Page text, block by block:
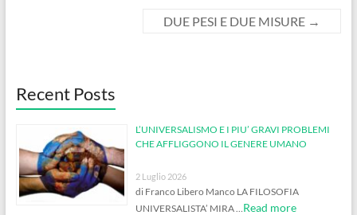
DUE PESI E DUE MISURE →
Recent Posts
L’UNIVERSALISMO E I PIU’ GRAVI PROBLEMI
CHE AFFLIGGONO IL GENERE UMANO
2 Luglio 2026
di Franco Libero Manco LA FILOSOFIA
UNIVERSALISTA’ MIRA … Read more